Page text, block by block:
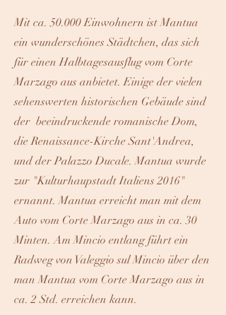
Mit ca. 50.000 Einwohnern ist Mantua
ein wunderschönes Städtchen, das sich
für einen Halbtagesausflug vom Corte
Marzago aus anbietet. Einige der vielen
sehenswerten historischen Gebäude sind
der beeindruckende romanische Dom,
die Renaissance-Kirche Sant'Andrea,
und der Palazzo Ducale. Mantua wurde
zur "Kulturhaupstadt Italiens 2016"
ernannt. Mantua erreicht man mit dem
Auto vom Corte Marzago aus in ca. 30
Minten. Am Mincio entlang führt ein
Radweg von Valeggio sul Mincio über den
man Mantua vom Corte Marzago aus in
ca. 2 Std. erreichen kann.